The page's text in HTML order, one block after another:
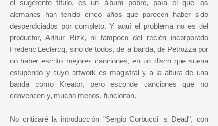
el sugerente título, es un álbum pobre, para el que los
alemanes han tenido cinco años que parecen haber sido
desperdiciados por completo. Y aquí el problema no es del
productor, Arthur Rizk, ni tampoco del recién incorporado
Frédéric Leclercq, sino de todos, de la banda, de Petrozza por
no haber escrito mejores canciones, en un disco que suena
estupendo y cuyo artwork es magistral y a la altura de una
banda como Kreator, pero esconde canciones que no
convencen y, mucho menos, funcionan.
No criticaré la introducción "Sergio Corbucci Is Dead", con